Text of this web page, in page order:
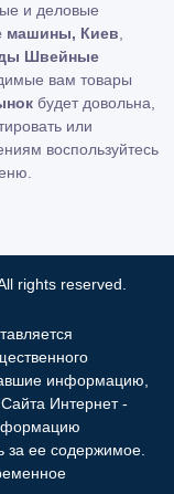
и деловые
машины, Киев
Швейные
вам товары
будет довольна,
или
воспользуйтесь
rights reserved.
информацию,
Интернет -
за ее содержимое.